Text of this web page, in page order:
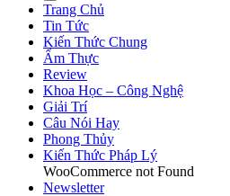
Trang Chủ
Tin Tức
Kiến Thức Chung
Ẩm Thực
Review
Khoa Học – Công Nghệ
Giải Trí
Câu Nói Hay
Phong Thủy
Kiến Thức Pháp Lý
WooCommerce not Found
Newsletter